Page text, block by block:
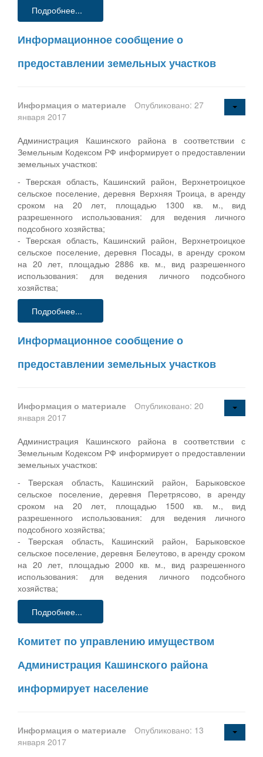
Подробнее...
Информационное сообщение о
предоставлении земельных участков
Информация о материале
Опубликовано: 27
января 2017
Администрация Кашинского района в соответствии с
Земельным Кодексом РФ информирует о предоставлении
земельных участков:
- Тверская область, Кашинский район, Верхнетроицкое
сельское поселение, деревня Верхняя Троица, в аренду
сроком на 20 лет, площадью 1300 кв. м., вид
разрешенного использования: для ведения личного
подсобного хозяйства;
- Тверская область, Кашинский район, Верхнетроицкое
сельское поселение, деревня Посады, в аренду сроком
на 20 лет, площадью 2886 кв. м., вид разрешенного
использования: для ведения личного подсобного
хозяйства;
Подробнее...
Информационное сообщение о
предоставлении земельных участков
Информация о материале
Опубликовано: 20
января 2017
Администрация Кашинского района в соответствии с
Земельным Кодексом РФ информирует о предоставлении
земельных участков:
- Тверская область, Кашинский район, Барыковское
сельское поселение, деревня Перетрясово, в аренду
сроком на 20 лет, площадью 1500 кв. м., вид
разрешенного использования: для ведения личного
подсобного хозяйства;
- Тверская область, Кашинский район, Барыковское
сельское поселение, деревня Белеутово, в аренду сроком
на 20 лет, площадью 2000 кв. м., вид разрешенного
использования: для ведения личного подсобного
хозяйства;
Подробнее...
Комитет по управлению имуществом
Администрация Кашинского района
информирует население
Информация о материале
Опубликовано: 13
января 2017